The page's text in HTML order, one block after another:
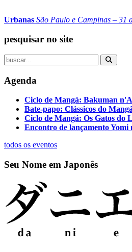
Urbanas São Paulo e Campinas – 31
pesquisar no site
Agenda
Ciclo de Mangá: Bakuman
Bate-papo: Clássicos do
Ciclo de Mangá: Os Gatos do
Encontro de lançamento Yomi
todos os eventos
Seu Nome em Japonês